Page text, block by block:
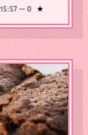
-- 0